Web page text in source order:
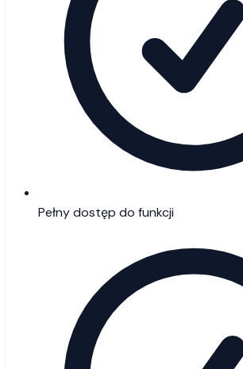
Pełny dostęp do funkcji